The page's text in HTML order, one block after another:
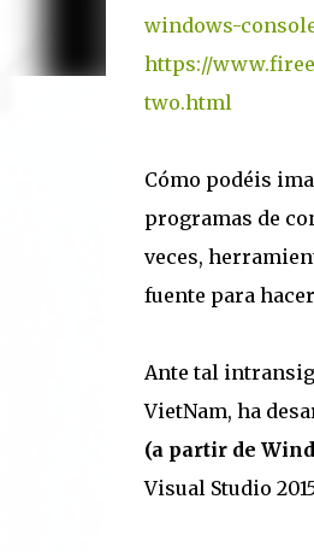
windows-
https://
two.html
Cómo podéis
programas de
veces,
fuente para
Ante tal
VietNam, ha
(a partir de
Visual Studio